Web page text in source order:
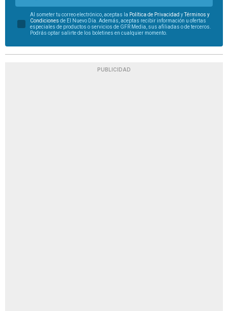
Al someter tu correo electrónico, aceptas la Política de Privacidad yTérminos y
Condiciones de El Nuevo Día. Además, aceptas recibir información u ofertas
especiales de productos o servicios de GFR Media, sus afiliadas o de terceros.
Podrás optar salirte de los boletines en cualquier momento.
PUBLICIDAD